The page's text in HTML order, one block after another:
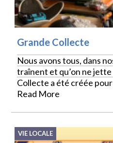
Grande Collecte
Nous avons tous, dans
traînent et qu’on ne jette
Collecte a été créée
Read More
VIE LOCALE